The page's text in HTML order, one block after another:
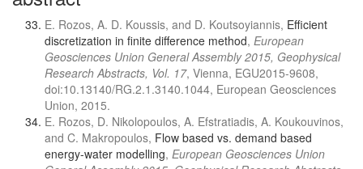
E. Rozos, A. D. Koussis, and D. Koutsoyiannis, Efficient
discretization in finite difference method, European
Geosciences Union General Assembly 2015, Geophysical
Research Abstracts, Vol. 17, Vienna, EGU2015-9608,
doi:10.13140/RG.2.1.3140.1044, European Geosciences
Union, 2015.
E. Rozos, D. Nikolopoulos, A. Efstratiadis, A. Koukouvinos,
and C. Makropoulos, Flow based vs. demand based
energy-water modelling, European Geosciences Union